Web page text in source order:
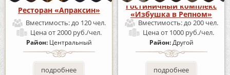
Ресторан «Апраксин»
Вместимость:до 120 чел.
Ценаот 2000 руб./чел.
Район: Центральный
подробнее
Гостиничный комплекс
«Избушка в Репном»
Вместимость:до 200 чел.
Ценаот 1000 руб./чел.
Район:Другой
подробнее